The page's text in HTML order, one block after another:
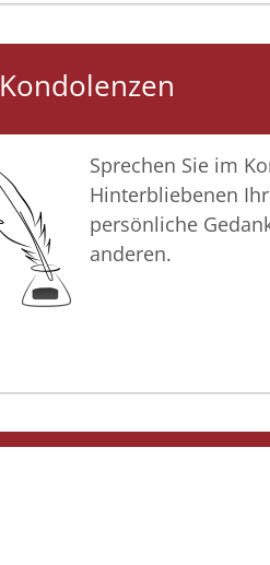
Kondolenzen
Sprechen Sie im
Hinterbliebenen
persönliche
anderen.